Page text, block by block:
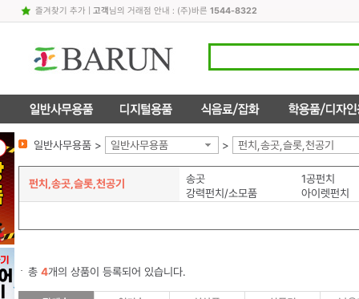
즐겨찾기 추가| 고객님의 거래점 안내 : (주)바른 1544-8322
일반사무용품 > 일반사무용품 > 펀치,송곳,슬롯,천공기
펀치,송곳,슬롯,천공기 송곳
1공펀치
강력펀치/소모품
아이렛펀치
총 4개의 상품이 등록되어 있습니다.